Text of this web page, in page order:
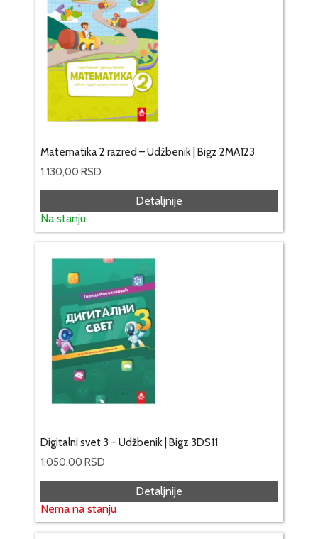
Matematika 2 razred – Udžbenik | Bigz 2MA123
1.130,00 RSD
Detaljnije
Na stanju
Digitalni svet 3 – Udžbenik | Bigz 3DS11
1.050,00 RSD
Detaljnije
Nema na stanju